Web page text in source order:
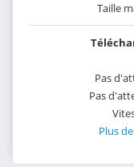
Taille
Pas
Pas
Plus